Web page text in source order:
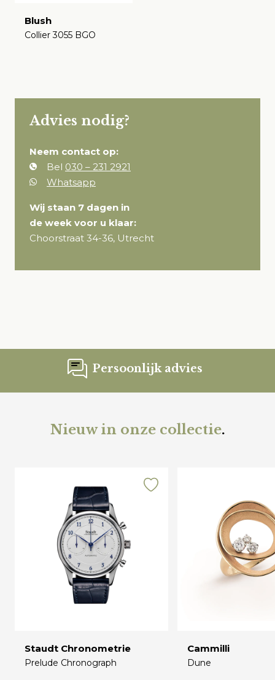
Blush
Collier 3055 BGO
Advies nodig?
Neem contact op:
Bel 030 – 231 2921
Whatsapp
Wij staan 7 dagen in
de week voor u klaar:
Choorstraat 34-36, Utrecht
Persoonlijk advies
Nieuw in onze collectie.
Staudt Chronometrie
Prelude Chronograph
Cammilli
Dune